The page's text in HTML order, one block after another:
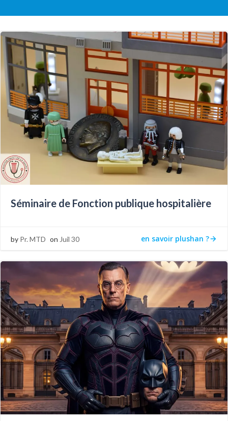
Séminaire de Fonction publique hospitalière
by Pr. MTD on Juil 30 en savoir plushan ?